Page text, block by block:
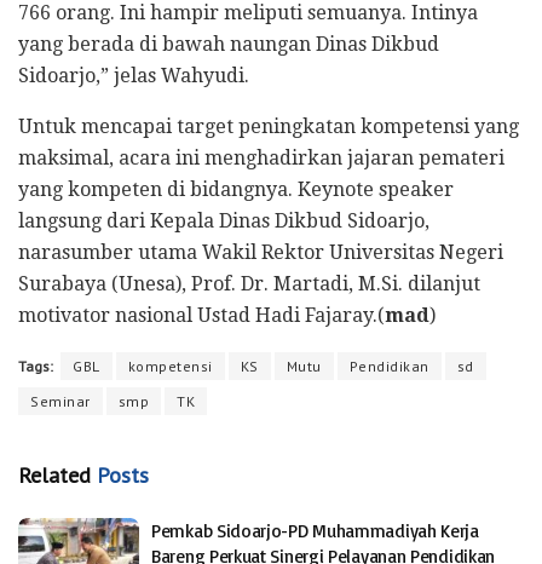
766 orang. Ini hampir meliputi semuanya. Intinya
yang berada di bawah naungan Dinas Dikbud
Sidoarjo,” jelas Wahyudi.
​Untuk mencapai target peningkatan kompetensi yang
maksimal, acara ini menghadirkan jajaran pemateri
yang kompeten di bidangnya. Keynote speaker
langsung dari Kepala Dinas Dikbud Sidoarjo,
narasumber utama Wakil Rektor Universitas Negeri
Surabaya (Unesa), Prof. Dr. Martadi, M.Si. dilanjut
motivator nasional Ustad Hadi Fajaray.(mad)
Tags: GBL kompetensi KS Mutu Pendidikan
sd
Seminar
smp TK
Related Posts
Pemkab Sidoarjo-PD Muhammadiyah Kerja
Bareng Perkuat Sinergi Pelayanan Pendidikan